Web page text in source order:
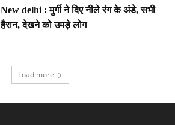
New delhi : मुर्गी ने दिए नीले रंग के अंडे, सभी
हैरान, देखने को उमड़े लोग
Load more